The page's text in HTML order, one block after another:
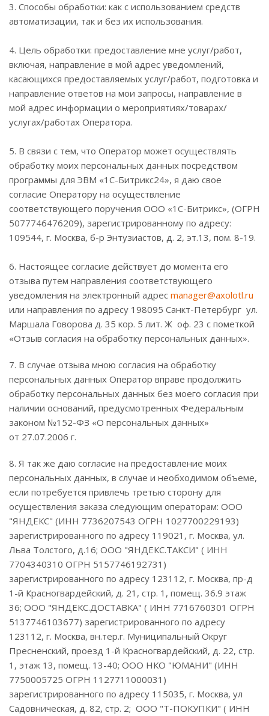
3. Способы обработки: как с использованием средств
автоматизации, так и без их использования.
4. Цель обработки: предоставление мне услуг/работ,
включая, направление в мой адрес уведомлений,
касающихся предоставляемых услуг/работ, подготовка и
направление ответов на мои запросы, направление в
мой адрес информации о мероприятиях/товарах/
услугах/работах Оператора.
5. В связи с тем, что Оператор может осуществлять
обработку моих персональных данных посредством
программы для ЭВМ «1С-Битрикс24», я даю свое
согласие Оператору на осуществление
соответствующего поручения ООО «1С-Битрикс», (ОГРН
5077746476209), зарегистрированному по адресу:
109544, г. Москва, б-р Энтузиастов, д. 2, эт.13, пом. 8-19.
6. Настоящее согласие действует до момента его
отзыва путем направления соответствующего
уведомления на электронный адрес manager@axolotl.ru
или направления по адресу 198095 Санкт-Петербург ул.
Маршала Говорова д. 35 кор. 5 лит. Ж оф. 23 с пометкой
«Отзыв согласия на обработку персональных данных».
7. В случае отзыва мною согласия на обработку
персональных данных Оператор вправе продолжить
обработку персональных данных без моего согласия при
наличии оснований, предусмотренных Федеральным
законом №152-ФЗ «О персональных данных»
от 27.07.2006 г.
8. Я так же даю согласие на предоставление моих
персональных данных, в случае и необходимом объеме,
если потребуется привлечь третью сторону для
осуществления заказа следующим операторам: ООО
"ЯНДЕКС" (ИНН 7736207543 ОГРН 1027700229193)
зарегистрированного по адресу 119021, г. Москва, ул.
Льва Толстого, д.16; ООО "ЯНДЕКС.ТАКСИ" ( ИНН
7704340310 ОГРН 5157746192731)
зарегистрированного по адресу 123112, г. Москва, пр-д
1-й Красногвардейский, д. 21, стр. 1, помещ. 36.9 этаж
36; ООО "ЯНДЕКС.ДОСТАВКА" ( ИНН 7716760301 ОГРН
5137746103677) зарегистрированного по адресу
123112, г. Москва, вн.тер.г. Муниципальный Округ
Пресненский, проезд 1-й Красногвардейский, д. 22, стр.
1, этаж 13, помещ. 13-40; ООО НКО "ЮМАНИ" (ИНН
7750005725 ОГРН 1127711000031)
зарегистрированного по адресу 115035, г. Москва, ул
Садовническая, д. 82, стр. 2; ООО "Т-ПОКУПКИ" ( ИНН